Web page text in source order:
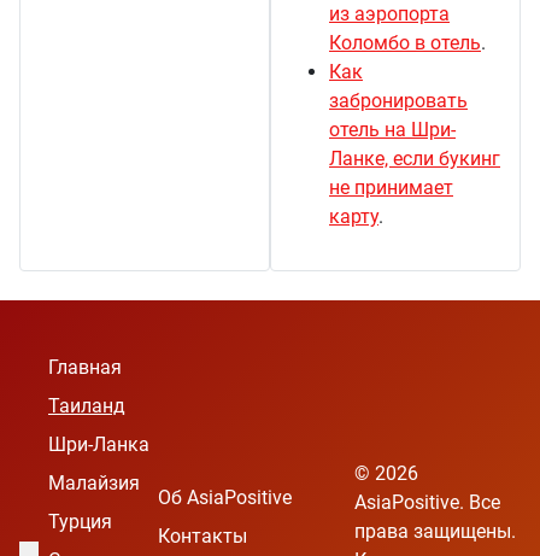
из аэропорта
Коломбо в отель.
Как
забронировать
отель на Шри-
Ланке, если букинг
не принимает
карту.
Главная
Таиланд
Шри-Ланка
Малайзия
Турция
Об AsiaPositive
Контакты
© 2026
AsiaPositive. Все
права защищены.